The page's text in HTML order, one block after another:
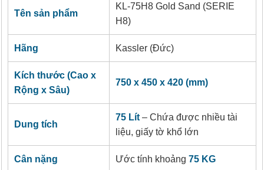
Tên sản phẩm
KL-75H8 Gold Sand (SERIE
H8)
Hãng Kassler (Đức)
Kích thước (Cao x
Rộng x Sâu)
750 x 450 x 420 (mm)
Dung tích
75 Lít – Chứa được nhiều tài
liệu, giấy tờ khổ lớn
Cân nặng Ước tính khoảng 75 KG